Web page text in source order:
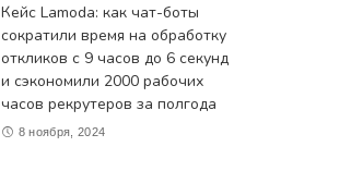
Кейс Lamoda: как чат-боты
сократили время на обработку
откликов с 9 часов до 6 секунд
и сэкономили 2000 рабочих
часов рекрутеров за полгода
8 ноября, 2024